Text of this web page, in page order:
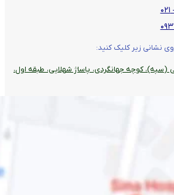
نشانی زیر کلیک کنید:
(سپه)، کوچه جهانگردی،‌ پاساژ شهلایی، طبقه اول،